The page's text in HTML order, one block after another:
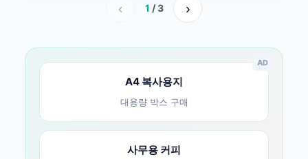
‹ 1 / 3 ›
AD
A4 복사용지
대용량 박스 구매
사무용 커피